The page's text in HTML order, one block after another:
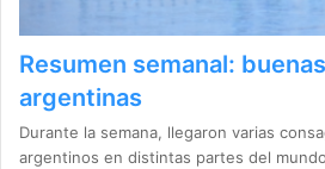
Resumen semanal:
argentinas
Durante la semana, llegaron varias
argentinos en distintas partes del